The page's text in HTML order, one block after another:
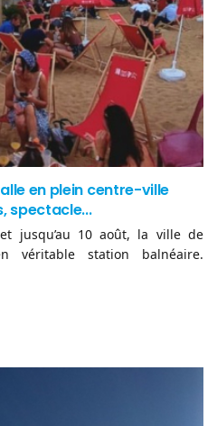
en plein centre-ville
spectacle...
jusqu’au 10 août, la ville de
véritable station balnéaire.